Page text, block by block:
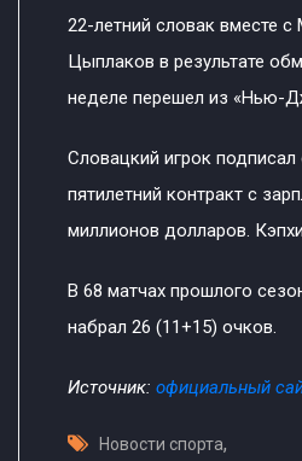
22-летний словак вместе
Цыплаков в результате
неделе перешел из «Нью-
Словацкий игрок
пятилетний контракт с
миллионов долларов.
В 68 матчах прошлого
набрал 26 (11+15) очков.
Источник: официальный
Новости спорта,